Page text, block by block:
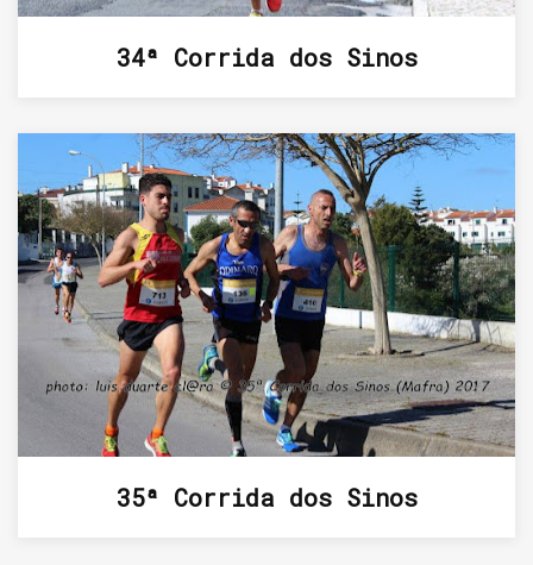
34ª Corrida dos Sinos
35ª Corrida dos Sinos